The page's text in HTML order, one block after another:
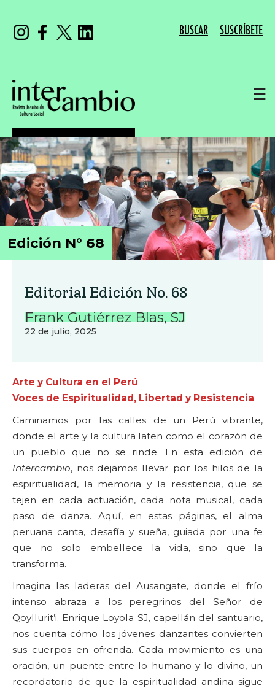
BUSCAR SUSCRÍBETE
☰
Edición N° 68
Editorial Edición No. 68
Frank Gutiérrez Blas, SJ
22 de julio, 2025
Arte y Cultura en el Perú
Voces de Espiritualidad, Libertad y Resistencia
Caminamos por las calles de un Perú vibrante,
donde el arte y la cultura laten como el corazón de
un pueblo que no se rinde. En esta edición de
Intercambio, nos dejamos llevar por los hilos de la
espiritualidad, la memoria y la resistencia, que se
tejen en cada actuación, cada nota musical, cada
paso de danza. Aquí, en estas páginas, el alma
peruana canta, desafía y sueña, guiada por una fe
que no solo embellece la vida, sino que la
transforma.
Imagina las laderas del Ausangate, donde el frío
intenso abraza a los peregrinos del Señor de
Qoyllurit’i. Enrique Loyola SJ, capellán del santuario,
nos cuenta cómo los jóvenes danzantes convierten
sus cuerpos en ofrenda. Cada movimiento es una
oración, un puente entre lo humano y lo divino, un
recordatorio de que la espiritualidad andina sigue